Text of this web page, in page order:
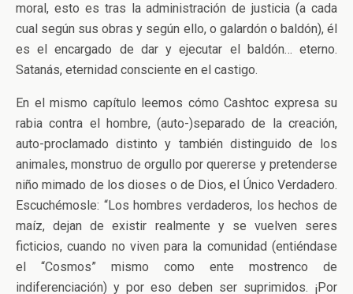
moral, esto es tras la administración de justicia (a cada
cual según sus obras y según ello, o galardón o baldón), él
es el encargado de dar y ejecutar el baldón… eterno.
Satanás, eternidad consciente en el castigo.
En el mismo capítulo leemos cómo Cashtoc expresa su
rabia contra el hombre, (auto-)separado de la creación,
auto-proclamado distinto y también distinguido de los
animales, monstruo de orgullo por quererse y pretenderse
niño mimado de los dioses o de Dios, el Único Verdadero.
Escuchémosle: “Los hombres verdaderos, los hechos de
maíz, dejan de existir realmente y se vuelven seres
ficticios, cuando no viven para la comunidad (entiéndase
el “Cosmos” mismo como ente mostrenco de
indiferenciación) y por eso deben ser suprimidos. ¡Por